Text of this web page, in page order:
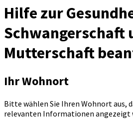
Hilfe zur
Schwangerschaft
Mutterschaft
Ihr Wohnort
Bitte wählen Sie Ihren Wohnort aus,
relevanten Informationen angezeigt